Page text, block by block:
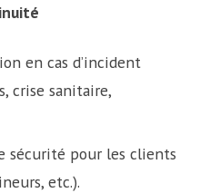
en cas d’incident
crise sanitaire,
sécurité pour les clients
etc.).